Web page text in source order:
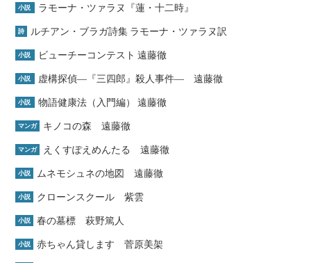
小説 ラモーナ・ツァラヌ『蓮・十二時』
詩 ルチアン・ブラガ詩集 ラモーナ・ツァラヌ訳
小説 ビューチーコンテスト 遠藤徹
小説 虚構探偵―『三四郎』殺人事件― 遠藤徹
小説 物語健康法（入門編） 遠藤徹
マンガ キノコの森 遠藤徹
マンガ えくすぽえめんたる 遠藤徹
小説 ムネモシュネの地図 遠藤徹
小説 クローンスクール 紫雲
小説 春の墓標 萩野篤人
小説 赤ちゃん貸します 菅原美架